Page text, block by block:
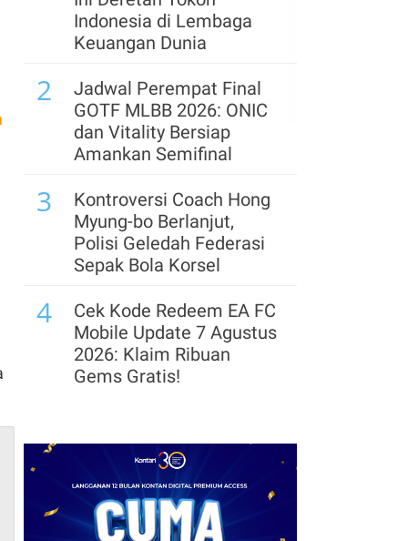
Whoosh
Jelang Delisting,
Indointernet (EDGE)
Telah Serap 7,1 Juta
Saham di Harga Rp
11.500
7
Usai Suspensi Dicabut
BEI, Saham COAL
Melesat 8,7% Meski
Masih Merugi
8
Raih Dana Rp 245 Miliar,
Esa Medika (EMMI)
Ekspansi Pabrik Alat
Kesehatan di Cikupa
MAPI Berubah, Pacific
Universal Lepas 4,98
Miliar Saham
10
Harga Emas Menuju US$
Indonesia di Lembaga
Keuangan Dunia
2
Jadwal Perempat Final
GOTF MLBB 2026: ONIC
dan Vitality Bersiap
Amankan Semifinal
3
Kontroversi Coach Hong
Myung-bo Berlanjut,
Polisi Geledah Federasi
Sepak Bola Korsel
4
Cek Kode Redeem EA FC
Mobile Update 7 Agustus
2026: Klaim Ribuan
Gems Gratis!
Treasuri 9,63 Miliar, Cek
Profil Emiten DSSA
hingga Kinerjanya
Arsenal Perpanjang